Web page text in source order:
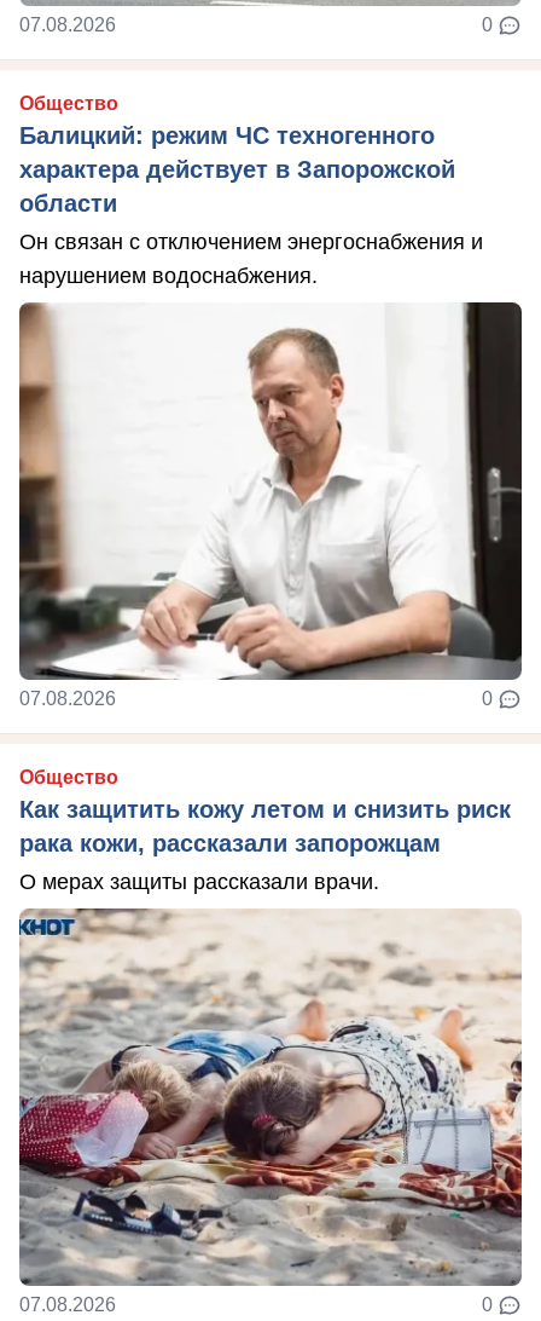
07.08.2026 0
Общество
Балицкий: режим ЧС техногенного
характера действует в Запорожской
области
Он связан с отключением энергоснабжения и
нарушением водоснабжения.
07.08.2026 0
Общество
Как защитить кожу летом и снизить риск
рака кожи, рассказали запорожцам
О мерах защиты рассказали врачи.
07.08.2026 0